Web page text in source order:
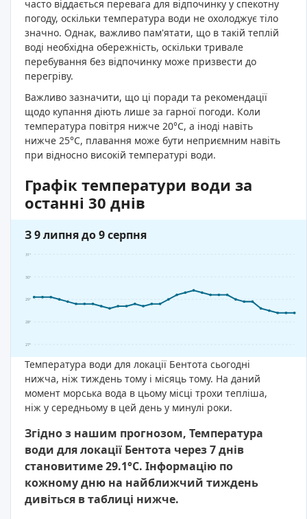
часто віддається перевага для відпочинку у спекотну
погоду, оскільки температура води не охолоджує тіло
значно. Однак, важливо пам'ятати, що в такій теплій
воді необхідна обережність, оскільки тривале
перебування без відпочинку може призвести до
перегріву.
Важливо зазначити, що ці поради та рекомендації
щодо купання діють лише за гарної погоди. Коли
температура повітря нижче 20°C, а іноді навіть
нижче 25°C, плавання може бути неприємним навіть
при відносно високій температурі води.
Графік температури води за
останні 30 днів
З 9 липня до 9 серпня
27°
28°
29°
30°
31°
Температура води для локації Бентота сьогодні
нижча, ніж тиждень тому і місяць тому. На даний
момент морська вода в цьому місці трохи тепліша,
ніж у середньому в цей день у минулі роки.
Згідно з нашим прогнозом, Температура
води для локації Бентота через 7 днів
становитиме 29.1°C. Інформацію по
кожному дню на найближчий тиждень
дивіться в таблиці нижче.